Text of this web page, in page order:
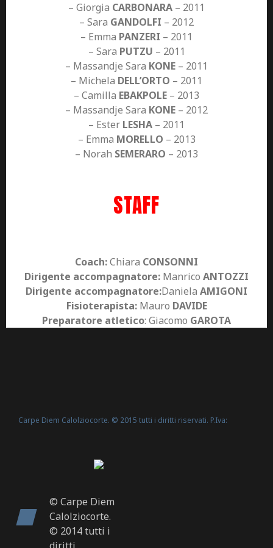
– Giorgia CARBONARA – 2011
– Sara GANDOLFI – 2012
– Emma PANZERI – 2011
– Sara PUTZU – 2011
– Massandje Sara KONE – 2011
– Michela DELL’ORTO – 2011
– Camilla EBAKPOLE – 2013
– Massandje Sara KONE – 2012
– Ester LESHA – 2011
– Emma MORELLO – 2013
– Norah SEMERARO – 2013
STAFF
Coach:Chiara CONSONNI
Dirigente accompagnatore: Manrico ANTOZZI
Dirigente accompagnatore:Daniela AMIGONI
Fisioterapista:Mauro DAVIDE
Preparatore atletico: Giacomo GAROTA
Carpe Diem Calolziocorte. © 2015 tutti i diritti riservati. P.Iva:
© Carpe Diem
Calolziocorte.
© 2014 tutti i